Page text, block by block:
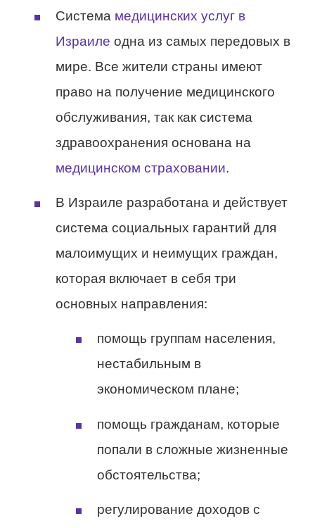
Система медицинских услуг в
Израиле одна из самых передовых в
мире. Все жители страны имеют
право на получение медицинского
обслуживания, так как система
здравоохранения основана на
медицинском страховании.
В Израиле разработана и действует
система социальных гарантий для
малоимущих и неимущих граждан,
которая включает в себя три
основных направления:
помощь группам населения,
нестабильным в
экономическом плане;
помощь гражданам, которые
попали в сложные жизненные
обстоятельства;
регулирование доходов с